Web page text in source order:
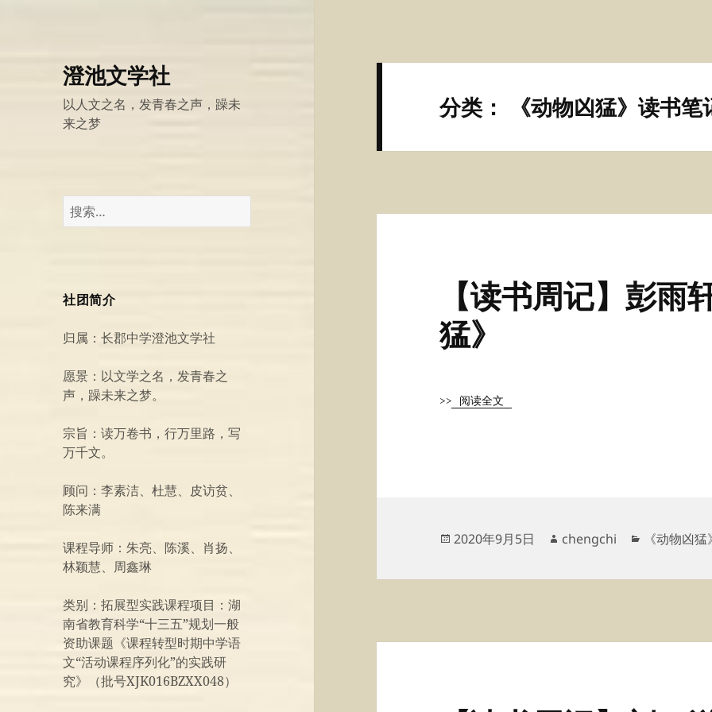
澄池文学社
以人文之名，发青春之声，躁未
来之梦
搜
索：
社团简介
归属：长郡中学澄池文学社
愿景：以文学之名，发青春之
声，躁未来之梦。
宗旨：读万卷书，行万里路，写
万千文。
顾问：李素洁、杜慧、皮访贫、
陈来满
课程导师：朱亮、陈溪、肖扬、
林颖慧、周鑫琳
类别：拓展型实践课程项目：湖
南省教育科学“十三五”规划一般
资助课题《课程转型时期中学语
文“活动课程序列化”的实践研
究》（批号XJK016BZXX048）
分类： 《动物凶猛》读书笔
【读书周记】彭
猛》
>>阅读全文
发
于
2020年9月5日
作
chengchi
分
《动物凶